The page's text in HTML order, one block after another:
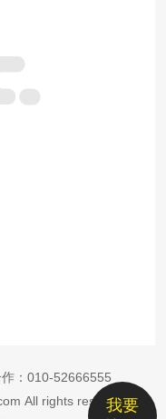
我要
： 010-52666555
All rights reserved